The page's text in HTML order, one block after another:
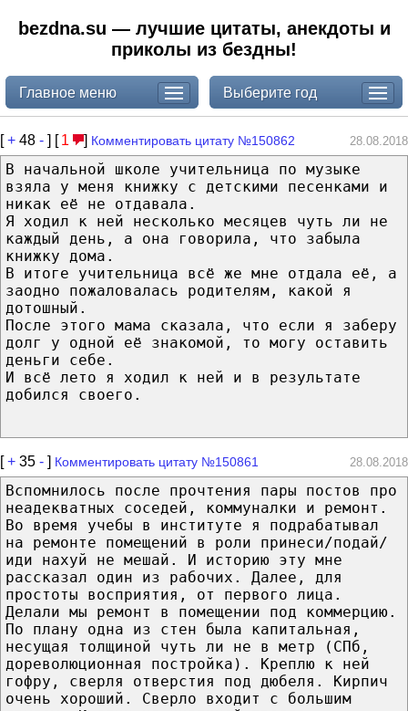
bezdna.su — лучшие цитаты, анекдоты и
приколы из бездны!
Главное меню Выберите год
[+ 48 - ] [ 1 ] Комментировать цитату №150862 28.08.2018
В начальной школе учительница по музыке
взяла у меня книжку с детскими песенками и
никак её не отдавала.
Я ходил к ней несколько месяцев чуть ли не
каждый день, а она говорила, что забыла
книжку дома.
В итоге учительница всё же мне отдала её, а
заодно пожаловалась родителям, какой я
дотошный.
После этого мама сказала, что если я заберу
долг у одной её знакомой, то могу оставить
деньги себе.
И всё лето я ходил к ней и в результате
добился своего.
[+ 35 - ] Комментировать цитату №150861 28.08.2018
Вспомнилось после прочтения пары постов про
неадекватных соседей, коммуналки и ремонт.
Во время учебы в институте я подрабатывал
на ремонте помещений в роли принеси/подай/
иди нахуй не мешай. И историю эту мне
рассказал один из рабочих. Далее, для
простоты восприятия, от первого лица.
Делали мы ремонт в помещении под коммерцию.
По плану одна из стен была капитальная,
несущая толщиной чуть ли не в метр (СПб,
дореволюционная постройка). Креплю к ней
гофру, сверля отверстия под дюбеля. Кирпич
очень хороший. Сверло входит с большим